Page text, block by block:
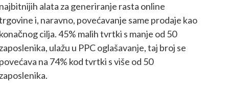
alata za generiranje rasta online
i, naravno, povećavanje same prodaje kao
cilja. 45% malih tvrtki s manje od 50
ulažu u PPC oglašavanje, taj broj se
na 74% kod tvrtki s više od 50